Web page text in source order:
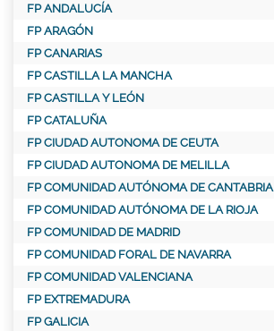
FP ANDALUCÍA
FP ARAGÓN
FP CANARIAS
FP CASTILLA LA MANCHA
FP CASTILLA Y LEÓN
FP CATALUÑA
FP CIUDAD AUTONOMA DE CEUTA
FP CIUDAD AUTONOMA DE MELILLA
FP COMUNIDAD AUTÓNOMA DE CANTABRIA
FP COMUNIDAD AUTÓNOMA DE LA RIOJA
FP COMUNIDAD DE MADRID
FP COMUNIDAD FORAL DE NAVARRA
FP COMUNIDAD VALENCIANA
FP EXTREMADURA
FP GALICIA